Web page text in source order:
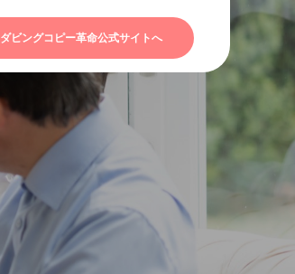
ダビングコピー革命公式サイトへ